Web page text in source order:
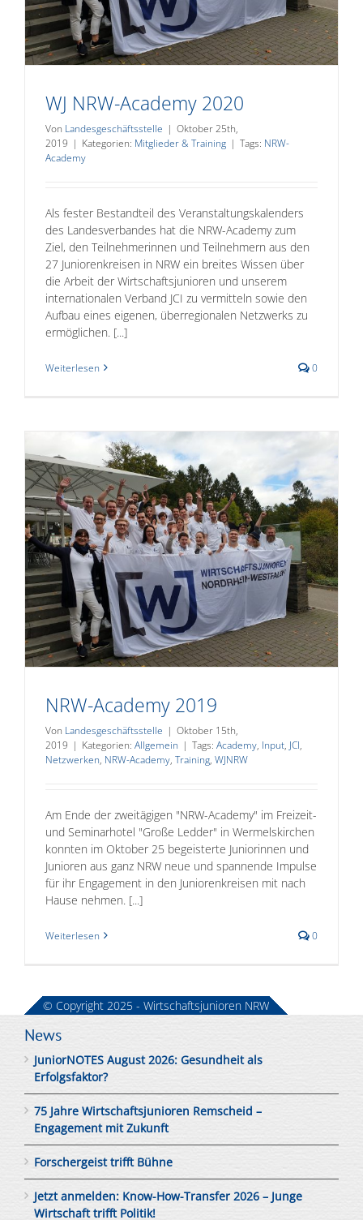
WJ NRW-Academy 2020
Von Landesgeschäftsstelle | Oktober 25th,
2019 | Kategorien: Mitglieder & Training | Tags: NRW-
Academy
Als fester Bestandteil des Veranstaltungskalenders
des Landesverbandes hat die NRW-Academy zum
Ziel, den Teilnehmerinnen und Teilnehmern aus den
27 Juniorenkreisen in NRW ein breites Wissen über
die Arbeit der Wirtschaftsjunioren und unserem
internationalen Verband JCI zu vermitteln sowie den
Aufbau eines eigenen, überregionalen Netzwerks zu
ermöglichen. [...]
Weiterlesen 0
NRW-Academy 2019
Von Landesgeschäftsstelle | Oktober 15th,
2019 | Kategorien: Allgemein | Tags: Academy, Input, JCI,
Netzwerken, NRW-Academy, Training, WJNRW
Am Ende der zweitägigen "NRW-Academy" im Freizeit-
und Seminarhotel "Große Ledder" in Wermelskirchen
konnten im Oktober 25 begeisterte Juniorinnen und
Junioren aus ganz NRW neue und spannende Impulse
für ihr Engagement in den Juniorenkreisen mit nach
Hause nehmen. [...]
Weiterlesen 0
News
JuniorNOTES August 2026: Gesundheit als
Erfolgsfaktor?
75 Jahre Wirtschaftsjunioren Remscheid –
Engagement mit Zukunft
Forschergeist trifft Bühne
Jetzt anmelden: Know-How-Transfer 2026 – Junge
Wirtschaft trifft Politik!
© Copyright 2025 - Wirtschaftsjunioren NRW